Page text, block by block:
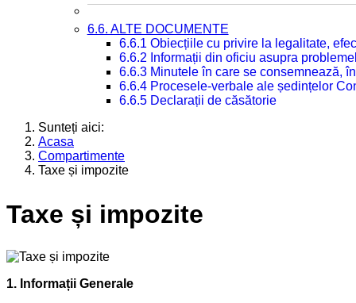
6.6. ALTE DOCUMENTE
6.6.1 Obiecțiile cu privire la legalitate,
6.6.2 Informații din oficiu asupra
6.6.3 Minutele în care se consemnează,
6.6.4 Procesele-verbale ale ședințelor
6.6.5 Declarații de căsătorie
Sunteți aici:
Acasa
Compartimente
Taxe și impozite
Taxe și impozite
1. Informații Generale